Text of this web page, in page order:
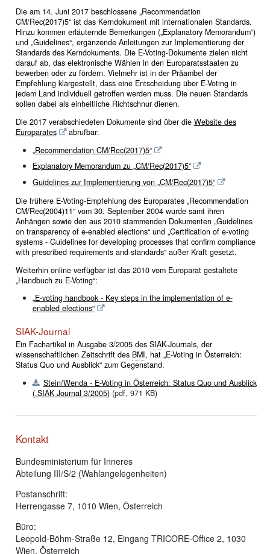
Die am 14. Juni 2017 beschlossene „Recommendation
CM/Rec(2017)5“ ist das Kerndokument mit internationalen Standards.
Hinzu kommen erläuternde Bemerkungen („Explanatory Memorandum“)
und „Guidelines“, ergänzende Anleitungen zur Implementierung der
Standards des Kerndokuments. Die E-Voting-Dokumente zielen nicht
darauf ab, das elektronische Wählen in den Europaratsstaaten zu
bewerben oder zu fördern. Vielmehr ist in der Präambel der
Empfehlung klargestellt, dass eine Entscheidung über E-Voting in
jedem Land individuell getroffen werden muss. Die neuen Standards
sollen dabei als einheitliche Richtschnur dienen.
Die 2017 verabschiedeten Dokumente sind über die Website des
Europarates
abrufbar:
„Recommendation CM/Rec(2017)5“
Explanatory Memorandum zu „CM/Rec(2017)5“
Guidelines zur Implementierung von „CM/Rec(2017)5“
Die frühere E-Voting-Empfehlung des Europarates „Recommendation
CM/Rec(2004)11“ vom 30. September 2004 wurde samt ihren
Anhängen sowie den aus 2010 stammenden Dokumenten „Guidelines
on transparency of e-enabled elections“ und „Certification of e-voting
systems - Guidelines for developing processes that confirm compliance
with prescribed requirements and standards“ außer Kraft gesetzt.
Weiterhin online verfügbar ist das 2010 vom Europarat gestaltete
„Handbuch zu E-Voting“:
„E-voting handbook - Key steps in the implementation of e-
enabled elections“
SIAK-Journal
Ein Fachartikel in Ausgabe 3/2005 des SIAK-Journals, der
wissenschaftlichen Zeitschrift des BMI, hat „E-Voting in Österreich:
Status Quo und Ausblick“ zum Gegenstand.
Stein/Wenda - E-Voting in Österreich: Status Quo und Ausblick
(.SIAK Journal 3/2005)(pdf, 971 KB)
Kontakt
Bundesministerium für Inneres
Abteilung III/S/2 (Wahlangelegenheiten)
Postanschrift:
Herrengasse 7, 1010 Wien, Österreich
Büro:
Leopold-Böhm-Straße 12, Eingang TRICORE-Office 2, 1030
Wien, Österreich